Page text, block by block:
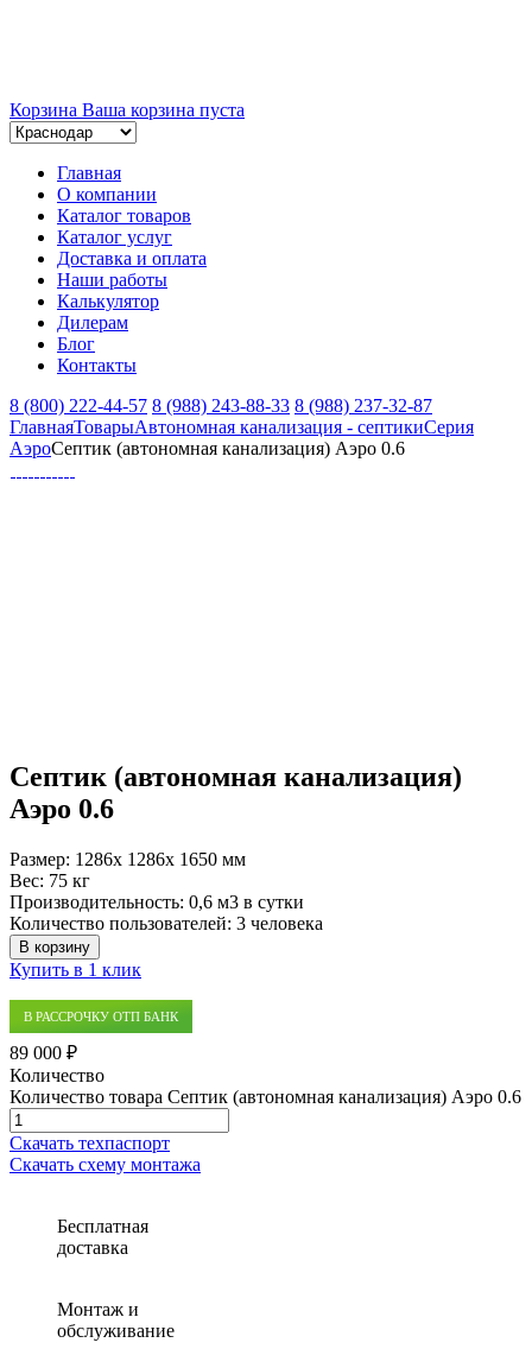
Корзина Ваша корзина пуста
Главная
О компании
Каталог товаров
Каталог услуг
Доставка и оплата
Наши работы
Калькулятор
Дилерам
Блог
Контакты
8 (800) 222-44-57 8 (988) 243-88-33 8 (988) 237-32-87
ГлавнаяТоварыАвтономная канализация - септикиСерия
АэроСептик (автономная канализация) Аэро 0.6
Септик (автономная канализация)
Аэро 0.6
Размер: 1286x 1286x 1650 мм
Вес: 75 кг
Производительность: 0,6 м3 в сутки
Количество пользователей: 3 человека
В корзину
Купить в 1 клик
В РАССРОЧКУ ОТП БАНК
89 000 ₽
Количество
Количество товара Септик (автономная канализация) Аэро 0.6
Скачать техпаспорт
Скачать схему монтажа
Бесплатная
доставка
Монтаж и
обслуживание